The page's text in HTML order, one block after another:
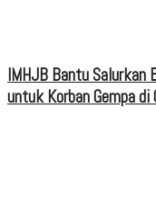
IMHJB Bantu Salurkan
untuk Korban Gempa di